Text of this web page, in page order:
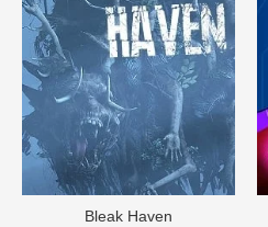
Bleak Haven